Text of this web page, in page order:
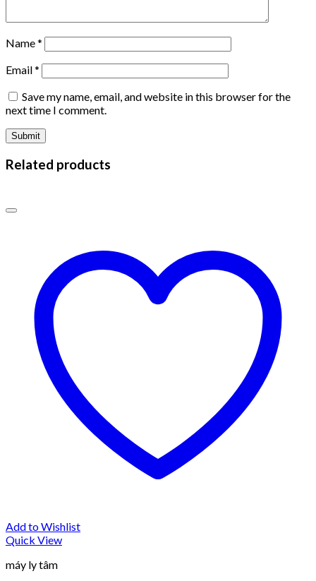
Name*
Email*
Save my name, email, and website in this browser for the
next time I comment.
Related products
Add to Wishlist
Quick View
máy ly tâm